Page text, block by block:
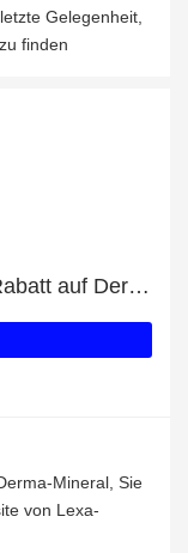
Gelegenheit,
finden
24 Stunden Aktion! Bis zu 27% Rabatt auf Derma-Mineral
Mineral, Sie
von Lexa-